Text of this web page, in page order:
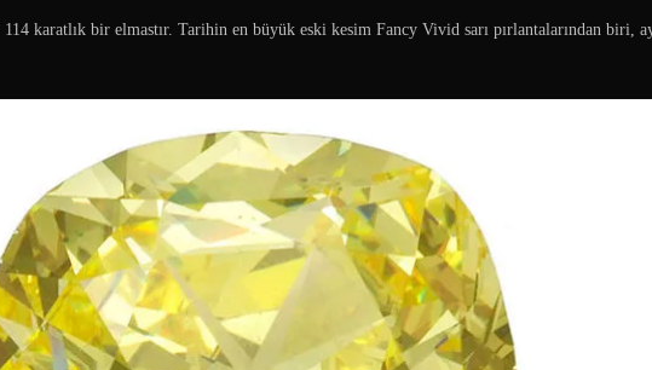
114 karatlık bir elmastır. Tarihin en büyük eski kesim Fancy Vivid sarı pırlantalarından biri,